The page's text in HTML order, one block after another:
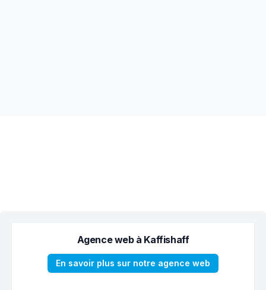
Agence web à Kaffishaff
En savoir plus sur notre agence web